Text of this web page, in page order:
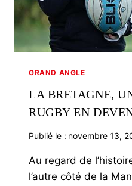
GRAND ANGLE
LA BRETAGNE,
RUGBY EN
Publié le : novembre 13,
Au regard de
l’autre côté de la